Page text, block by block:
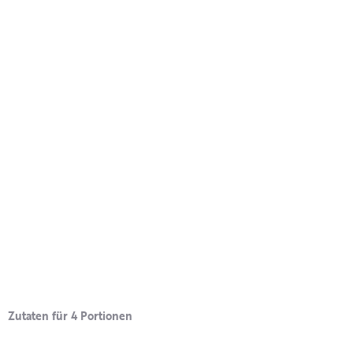
Zutaten für 4 Portionen